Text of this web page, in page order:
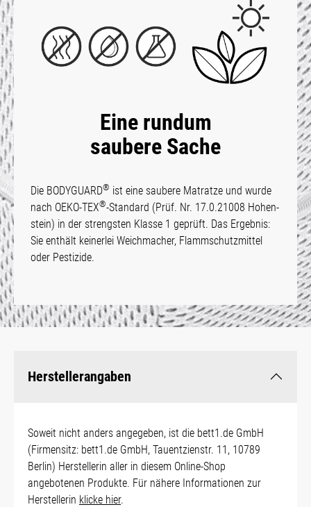
Eine rundum
saubere Sache
Die BODYGUARD® ist eine saubere Matrat­ze und wur­de
nach OEKO-TEX®-Standard (Prüf. Nr. 17.0.21008 Hohen­
stein) in der strengsten Klasse 1 geprüft. Das Ergebnis:
Sie enthält keinerlei Weichmacher, Flamm­schutz­mittel
oder Pes­tizide.
Herstellerangaben
Soweit nicht anders angegeben, ist die bett1.de GmbH
(Firmensitz: bett1.de GmbH, Tauentzienstr. 11, 10789
Berlin) Herstellerin aller in diesem Online-Shop
angebotenen Produkte. Für nähere Informationen zur
Herstellerin klicke hier.